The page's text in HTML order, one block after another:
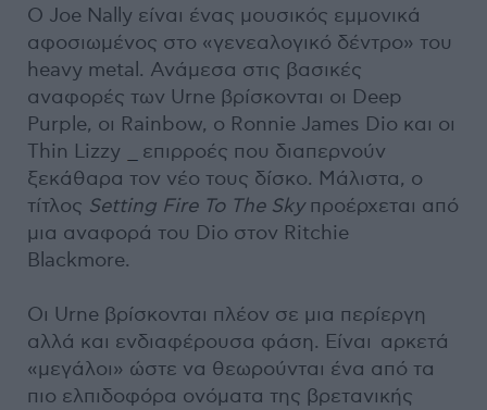
Ο Joe Nally είναι ένας μουσικός εμμονικά
αφοσιωμένος στο «γενεαλογικό δέντρο» του
heavy metal. Ανάμεσα στις βασικές
αναφορές των Urne βρίσκονται οι Deep
Purple, οι Rainbow, ο Ronnie James Dio και οι
Thin Lizzy
επιρροές που διαπερνούν
ξεκάθαρα τον νέο τους δίσκο. Μάλιστα, ο
τίτλος Setting Fire To The Skyπροέρχεται από
μια αναφορά του Dio στον Ritchie
Blackmore.
Οι Urne βρίσκονται πλέον σε μια περίεργη
αλλά και ενδιαφέρουσα φάση. Είναι αρκετά
«μεγάλοι» ώστε να θεωρούνται ένα από τα
πιο ελπιδοφόρα ονόματα της βρετανικής